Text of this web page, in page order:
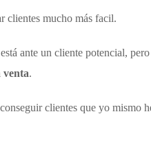
clientes mucho más facil.
ante un cliente potencial,
venta.
clientes que yo mismo